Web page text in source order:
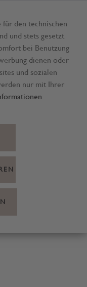
den technischen
und stets gesetzt
bei Benutzung
dienen oder
und sozialen
nur mit Ihrer